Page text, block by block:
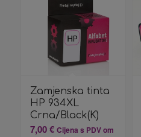
Zamjenska tinta
HP 934XL
Crna/Black(K)
7,00€ Cijena s PDV om